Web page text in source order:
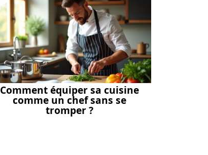
Comment équiper sa cuisine
comme un chef sans se
tromper ?